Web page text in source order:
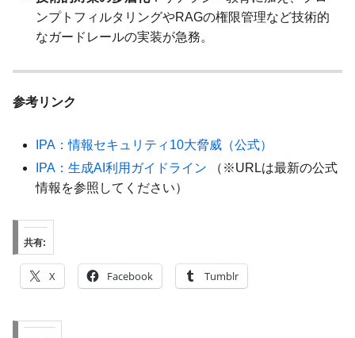
ンプトフィルタリングやRAGの権限管理など技術的
なガードレールの実装が急務。
参考リンク
IPA：情報セキュリティ10大脅威（公式）
IPA：生成AI利用ガイドライン （※URLは最新の公式
情報を参照してください）
共有:
X Facebook Tumblr